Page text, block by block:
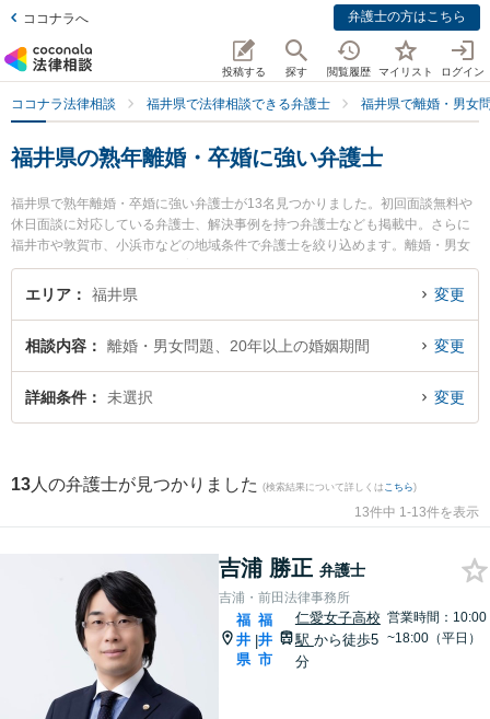
ココナラへ 弁護士の方はこちら
投稿する 探す 閲覧履歴 マイリスト ログイン
ココナラ法律相談 福井県で法律相談できる弁護士 福井県で離婚・男女
福井県の熟年離婚・卒婚に強い弁護士
福井県で熟年離婚・卒婚に強い弁護士が13名見つかりました。初回面談無料や
休日面談に対応している弁護士、解決事例を持つ弁護士なども掲載中。さらに
福井市や敦賀市、小浜市などの地域条件で弁護士を絞り込めます。離婚・男女
問題に関係する財産分与や養育費、親権等の細かな分野での絞り込み検索もで
き便利です。特に吉浦・前田法律事務所の吉浦 勝正弁護士や弁護士法人ふくい
間に発生した熟年離婚・卒婚のトラブルを今すぐに弁護士に相談したい』『熟
年離婚・卒婚のトラブル解決の実績豊富な近くの弁護士を検索したい』『初回
相談無料で熟年離婚・卒婚を法律相談できる福井県内の弁護士に相談予約した
エリア 福井県 変更
相談内容 離婚・男女問題、20年以上の婚姻期間 変更
詳細条件 未選択 変更
13 人の弁護士が見つかりました (検索結果について詳しくは こちら)
13件中 1-13件を表示
吉浦 勝正 弁護士
吉浦・前田法律事務所
福
井
県
|
福
井
市
仁愛女子高校
駅 から徒歩5
分
営業時間：10:00
~18:00（平日）